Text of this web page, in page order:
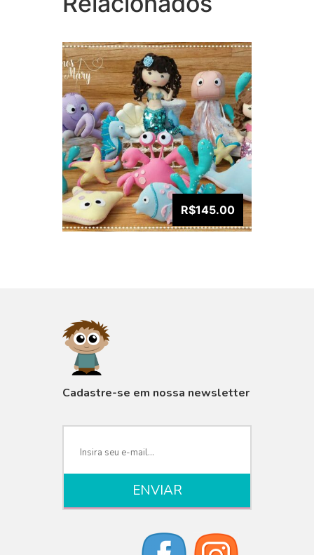
R$145.00
Cadastre-se em nossa newsletter